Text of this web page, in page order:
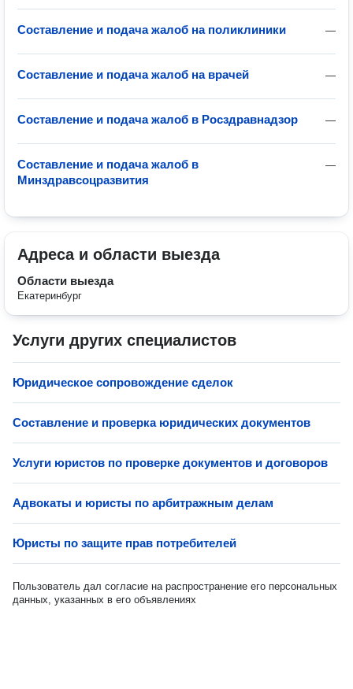
—
Составление и подача жалоб на поликлиники
—
Составление и подача жалоб на врачей
—
Составление и подача жалоб в Росздравнадзор
—
Составление и подача жалоб в
Минздравсоцразвития
Адреса и области выезда
Области выезда
Екатеринбург
Услуги других специалистов
Юридическое сопровождение сделок
Составление и проверка юридических документов
Услуги юристов по проверке документов и договоров
Адвокаты и юристы по арбитражным делам
Юристы по защите прав потребителей
Пользователь дал согласие на распространение его персональных
данных, указанных в его объявлениях